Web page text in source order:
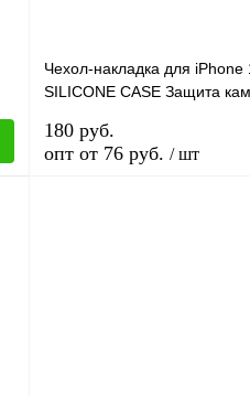
Чехол-накладка для iPhone
SILICONE CASE Защита
180 руб.
опт от 76 руб. / шт